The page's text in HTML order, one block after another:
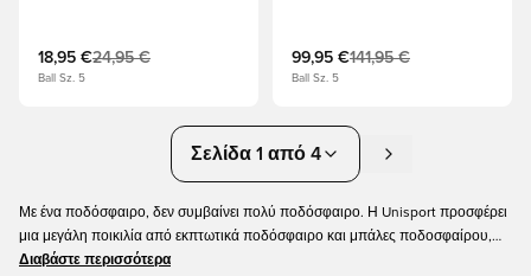
18,95 €24,95 €
Ball Sz. 5
μπάλα WP - Φλουό
Κίτρινο/Multicolor
99,95 €141,95 €
Ball Sz. 5
Σελίδα 1 από 4
Με ένα ποδόσφαιρο, δεν συμβαίνει πολύ ποδόσφαιρο. Η Unisport προσφέρει
μια μεγάλη ποικιλία από εκπτωτικά ποδόσφαιρο και μπάλες ποδοσφαίρου,
για κάθε είδους προϋπολογισμό. Ανεξάρτητα από την προτίμησή σας στο
Διαβάστε περισσότερα